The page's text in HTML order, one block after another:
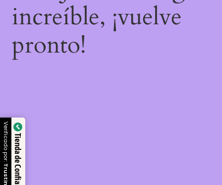
increíble, ¡vuelve
pronto!
Tienda de Confianza
Verificado por: